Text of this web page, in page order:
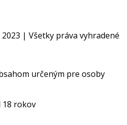
| Všetky práva vyhradené
určeným pre osoby
18 rokov